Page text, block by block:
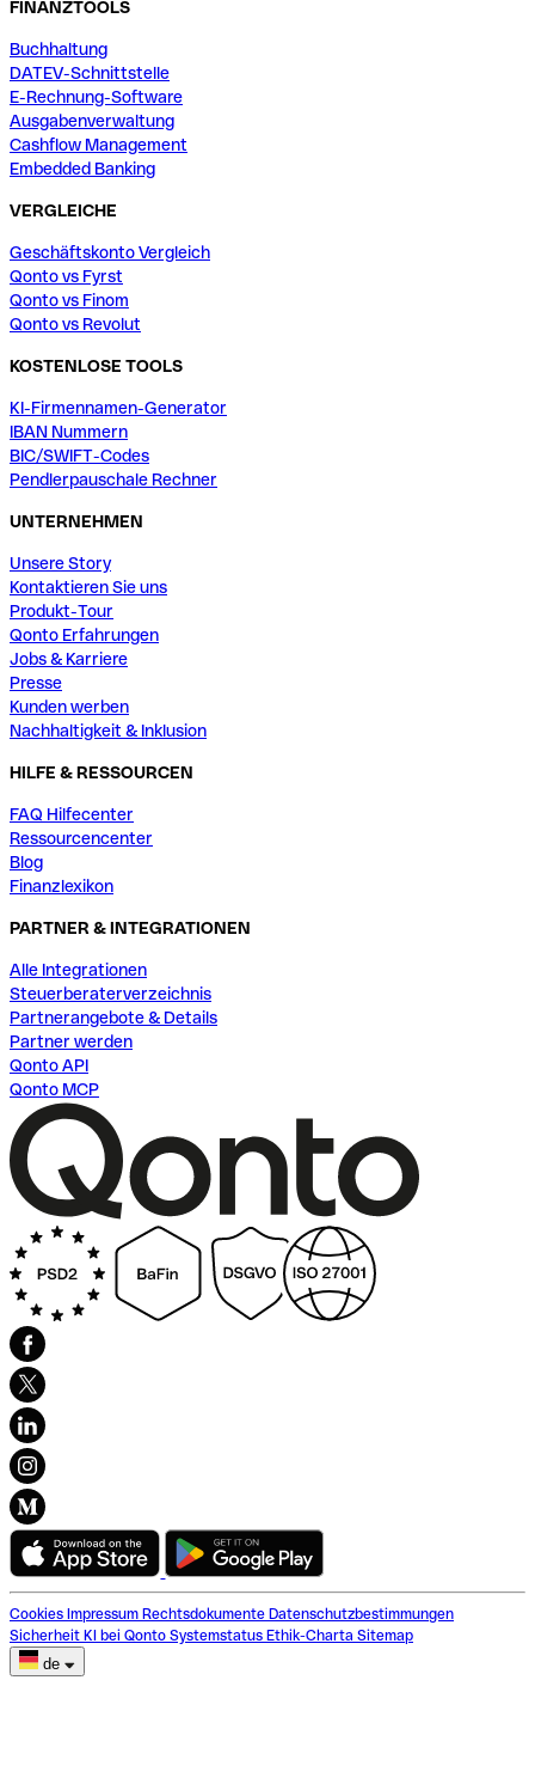
FINANZTOOLS
Buchhaltung
DATEV-Schnittstelle
E-Rechnung-Software
Ausgabenverwaltung
Cashflow Management
Embedded Banking
VERGLEICHE
Geschäftskonto Vergleich
Qonto vs Fyrst
Qonto vs Finom
Qonto vs Revolut
KOSTENLOSE TOOLS
KI-Firmennamen-Generator
IBAN Nummern
BIC/SWIFT-Codes
Pendlerpauschale Rechner
UNTERNEHMEN
Unsere Story
Kontaktieren Sie uns
Produkt-Tour
Qonto Erfahrungen
Jobs & Karriere
Presse
Kunden werben
Nachhaltigkeit & Inklusion
HILFE & RESSOURCEN
FAQ Hilfecenter
Ressourcencenter
Blog
Finanzlexikon
PARTNER & INTEGRATIONEN
Alle Integrationen
Steuerberaterverzeichnis
Partnerangebote & Details
Partner werden
Qonto API
Qonto MCP
Cookies Impressum Rechtsdokumente Datenschutzbestimmungen
Sicherheit KI bei Qonto Systemstatus Ethik-Charta Sitemap
de